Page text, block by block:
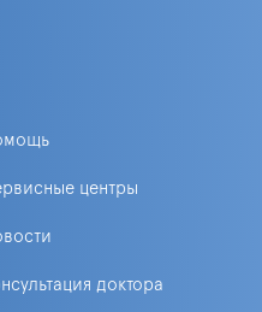
центры
доктора